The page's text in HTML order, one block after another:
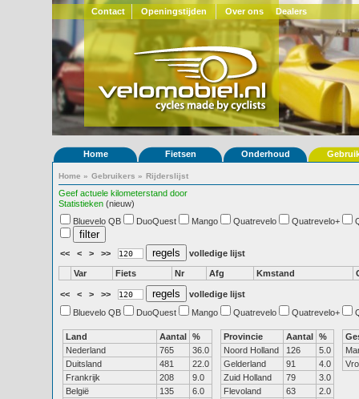
Contact Openingstijden Over ons Dealers
Home Fietsen Onderhoud
Home » Gebruikers » Rijderslijst
Geef actuele kilometerstand door
Statistieken (nieuw)
Bluevelo QB
DuoQuest Mango Quatrevelo Quatrevelo+
<< < > >> volledige lijst
Var Fiets Nr Afg Kmstand
<< < > >>
volledige lijst
Bluevelo QB
DuoQuest Mango Quatrevelo Quatrevelo+
Land Aantal %
Nederland
765
36.0
Duitsland
481
22.0
Frankrijk
208
9.0
België
135
6.0
Provincie Aantal %
Noord Holland
126
5.0
Gelderland
91
4.0
Zuid Holland
79
3.0
Flevoland
63
2.0